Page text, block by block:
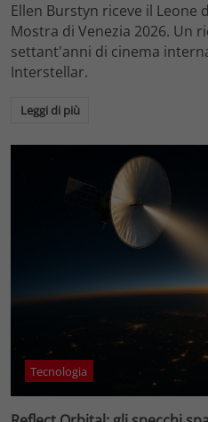
Ellen Burstyn riceve il Leone
Mostra di Venezia 2026. Un
settant'anni di cinema
Interstellar.
Leggi di più
Tecnologia